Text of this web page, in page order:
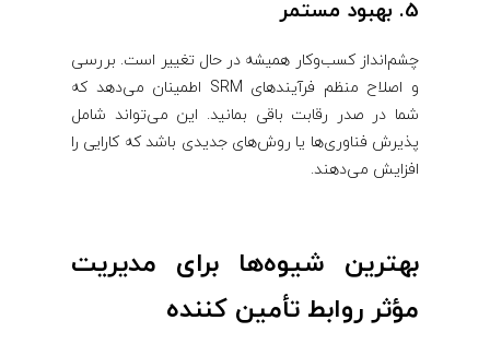
5. بهبود مستمر
چشم‌انداز کسب‌وکار همیشه در حال تغییر است. بررسی
و اصلاح منظم فرآیندهای SRM اطمینان می‌دهد که
شما در صدر رقابت باقی بمانید. این می‌تواند شامل
پذیرش فناوری‌ها یا روش‌های جدیدی باشد که کارایی را
افزایش می‌دهند.
بهترین شیوه‌ها برای مدیریت
مؤثر روابط تأمین‌ کننده